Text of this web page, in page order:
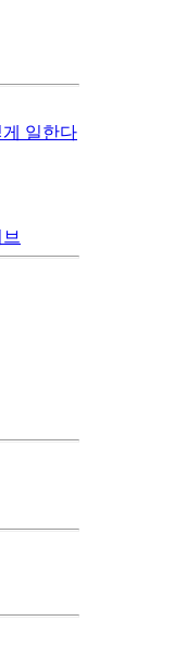
일한다